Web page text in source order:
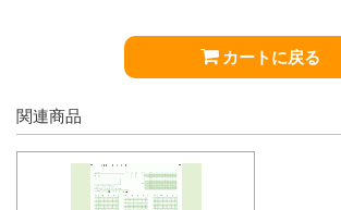
カートに戻る
関連商品